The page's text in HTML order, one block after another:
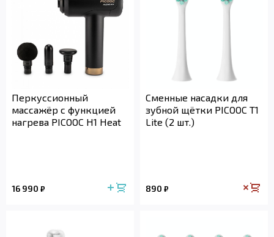
Перкуссионный
массажёр с функцией
нагрева PICOOC H1 Heat
16 990 ₽
Сменные насадки для
зубной щётки PICOOC T1
Lite (2 шт.)
890 ₽